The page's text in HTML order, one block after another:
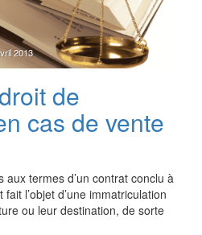
2013
de
cas de vente
termes d’un contrat conclu à
l’objet d’une immatriculation
ou leur destination, de sorte